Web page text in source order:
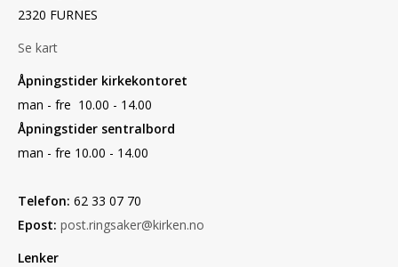
2320 FURNES
Se kart
Åpningstider kirkekontoret
man - fre 10.00 - 14.00
Åpningstider sentralbord
man - fre 10.00 - 14.00
Telefon: 62 33 07 70
Epost: post.ringsaker@kirken.no
Lenker